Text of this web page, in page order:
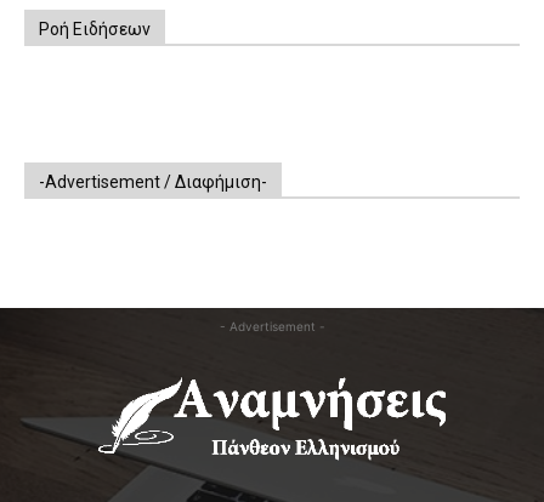
Ροή Ειδήσεων
-Advertisement / Διαφήμιση-
- Advertisement -